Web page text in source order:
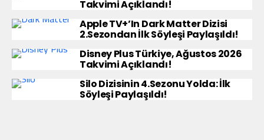
Takvimi Açıklandı!
Apple TV+’ın Dark Matter Dizisi
2.Sezondan İlk Söyleşi Paylaşıldı!
Disney Plus Türkiye, Ağustos 2026
Takvimi Açıklandı!
Silo Dizisinin 4.Sezonu Yolda: İlk
Söyleşi Paylaşıldı!